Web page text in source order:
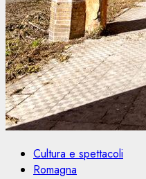
Cultura e spettacoli
Romagna